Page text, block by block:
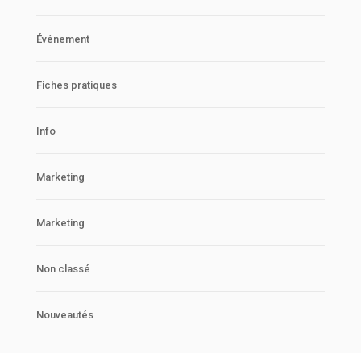
Événement
Fiches pratiques
Info
Marketing
Marketing
Non classé
Nouveautés